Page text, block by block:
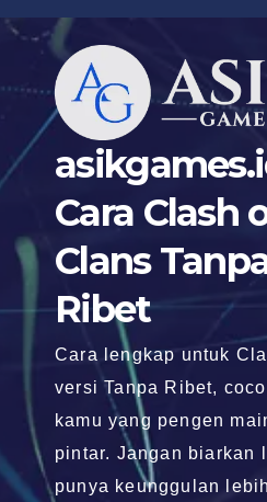
Skip
content
Cara Clash
Clans
Ribet
Cara lengkap untuk
versi Tanpa Ribet,
kamu yang pengen
pintar. Jangan biarkan
punya keunggulan